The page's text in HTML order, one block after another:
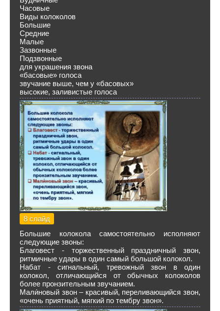
Часовые
Виды колоколов
Большие
Средние
Малые
Зазвонные
Подзвонные
для украшения звона
«басовые» голоса
звучание выше, чем у «басовых»
высокие, заливистые голоса
8 слайд
Большие колокола самостоятельно исполняют
следующие звоны:
Благовест - торжественный праздничный звон,
ритмичные удары в один самый большой колокол.
Набат - сигнальный, тревожный звон в один
колокол, отличающийся от обычных колоколов
более пронзительным звучанием.
Мали́новый звон – красивый, переливающийся звон,
«очень приятный, мягкий по тембру звон».